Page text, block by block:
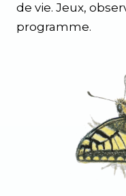
de vie. Jeux,
programme.